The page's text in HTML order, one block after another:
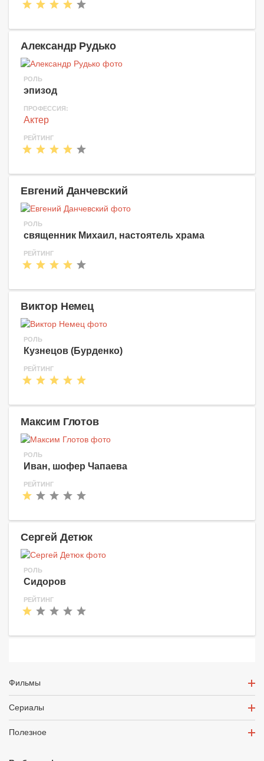
Александр Рудько
РОЛЬ
эпизод
ПРОФЕССИЯ:
Актер
РЕЙТИНГ
Евгений Данчевский
РОЛЬ
священник Михаил, настоятель храма
РЕЙТИНГ
Виктор Немец
РОЛЬ
Кузнецов (Бурденко)
РЕЙТИНГ
Максим Глотов
РОЛЬ
Иван, шофер Чапаева
РЕЙТИНГ
Сергей Детюк
РОЛЬ
Сидоров
РЕЙТИНГ
Фильмы
Сериалы
Полезное